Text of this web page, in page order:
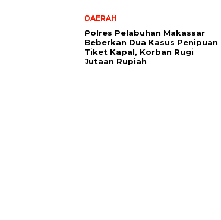
DAERAH
Polres Pelabuhan Makassar
Beberkan Dua Kasus Penipuan
Tiket Kapal, Korban Rugi
Jutaan Rupiah